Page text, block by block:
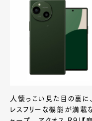
人懐っこい見た目の裏に
レスフリーな機能が満載